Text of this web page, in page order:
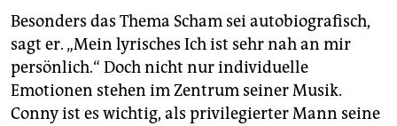
Besonders das Thema Scham sei autobiografisch,
sagt er. „Mein lyrisches Ich ist sehr nah an mir
persönlich.“ Doch nicht nur individuelle
Emotionen stehen im Zentrum seiner Musik.
Conny ist es wichtig, als privilegierter Mann seine